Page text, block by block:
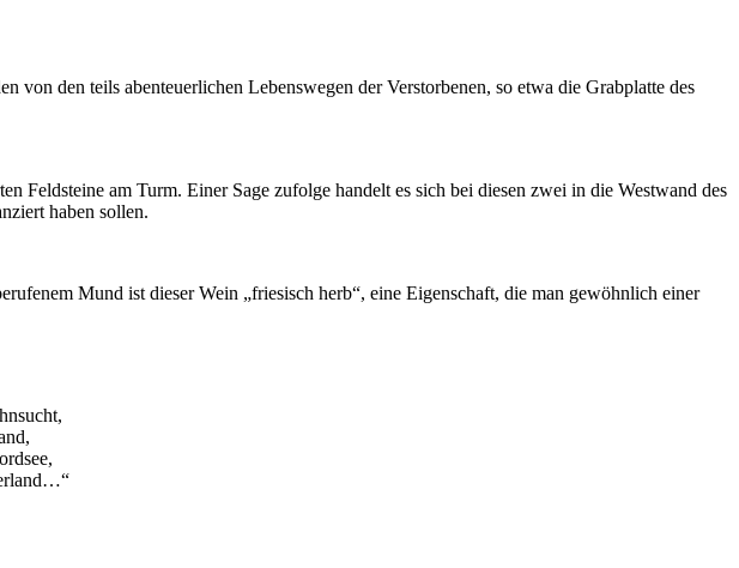
den teils abenteuerlichen Lebenswegen der Verstorbenen, so etwa die Grabplatte des
Feldsteine am Turm. Einer Sage zufolge handelt es sich bei diesen zwei in die Westwand des
haben sollen.
Mund ist dieser Wein „friesisch herb“, eine Eigenschaft, die man gewöhnlich einer